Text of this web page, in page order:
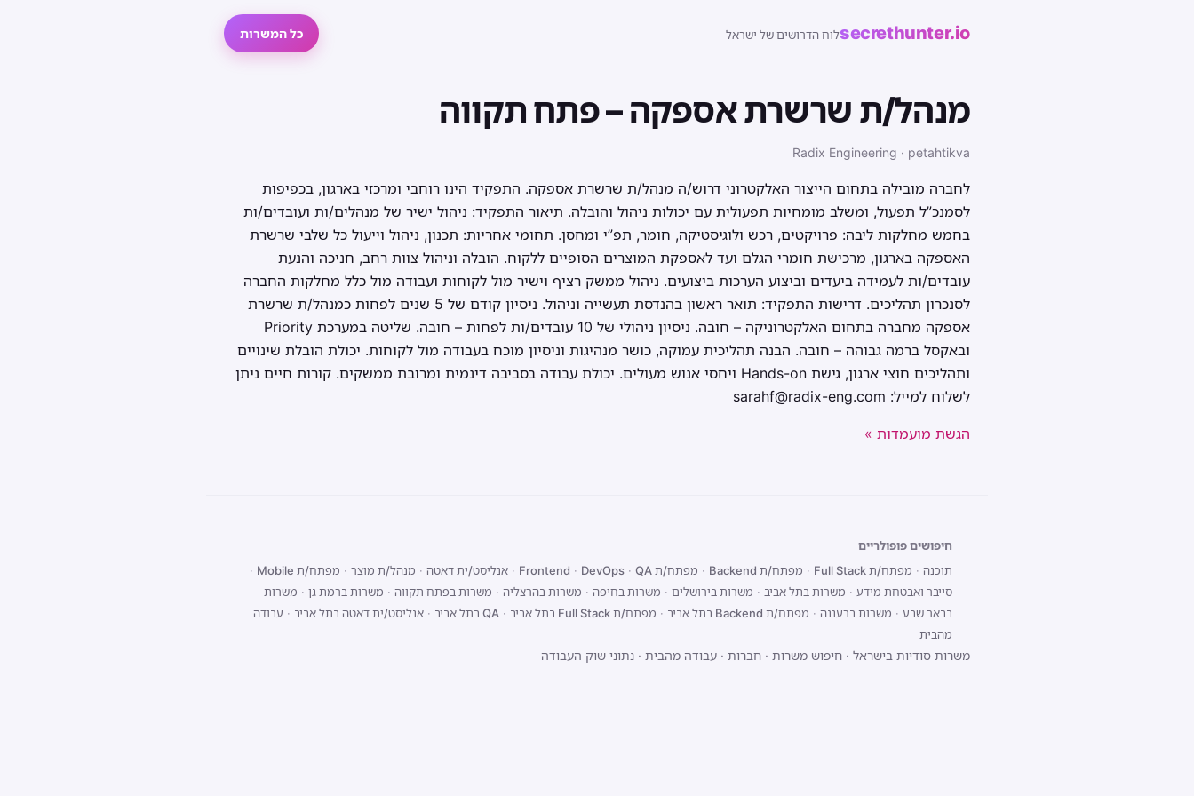
secrethunter.ioלוח הדרושים של ישראל כל המשרות
מנהל/ת שרשרת אספקה – פתח תקווה
Radix Engineering · petahtikva
לחברה מובילה בתחום הייצור האלקטרוני דרוש/ה מנהל/ת שרשרת אספקה. התפקיד הינו רוחבי ומרכזי בארגון, בכפיפות
לסמנכ”ל תפעול, ומשלב מומחיות תפעולית עם יכולות ניהול והובלה. תיאור התפקיד: ניהול ישיר של מנהלים/ות ועובדים/ות
בחמש מחלקות ליבה: פרויקטים, רכש ולוגיסטיקה, חומר, תפ”י ומחסן. תחומי אחריות: תכנון, ניהול וייעול כל שלבי שרשרת
האספקה בארגון, מרכישת חומרי הגלם ועד לאספקת המוצרים הסופיים ללקוח. הובלה וניהול צוות רחב, חניכה והנעת
עובדים/ות לעמידה ביעדים וביצוע הערכות ביצועים. ניהול ממשק רציף וישיר מול לקוחות ועבודה מול כלל מחלקות החברה
לסנכרון תהליכים. דרישות התפקיד: תואר ראשון בהנדסת תעשייה וניהול. ניסיון קודם של 5 שנים לפחות כמנהל/ת שרשרת
אספקה מחברה בתחום האלקטרוניקה – חובה. ניסיון ניהולי של 10 עובדים/ות לפחות – חובה. שליטה במערכת Priority
ובאקסל ברמה גבוהה – חובה. הבנה תהליכית עמוקה, כושר מנהיגות וניסיון מוכח בעבודה מול לקוחות. יכולת הובלת שינויים
ותהליכים חוצי ארגון, גישת Hands-on ויחסי אנוש מעולים. יכולת עבודה בסביבה דינמית ומרובת ממשקים. קורות חיים ניתן
לשלוח למייל: sarahf@radix-eng.com
הגשת מועמדות »
חיפושים פופולריים
תוכנה · מפתח/ת Full Stack · מפתח/ת Backend · מפתח/ת Frontend · DevOps · QA
· אנליסט/ית דאטה · מנהל/ת מוצר · מפתח/ת Mobile
·
סייבר ואבטחת מידע · משרות בתל אביב · משרות בירושלים · משרות בחיפה · משרות בהרצליה · משרות בפתח תקווה · משרות ברמת גן · משרות
בבאר שבע · משרות ברעננה · מפתח/ת Backend בתל אביב · מפתח/ת Full Stack בתל אביב · QA בתל אביב · אנליסט/ית דאטה בתל אביב · עבודה
מהבית
משרות סודיות בישראל · חיפוש משרות · חברות · עבודה מהבית · נתוני שוק העבודה